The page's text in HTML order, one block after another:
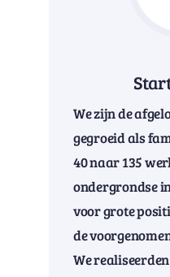
We zijn de
gegroeid als
40 naar 135
ondergrondse
voor grote
de
We